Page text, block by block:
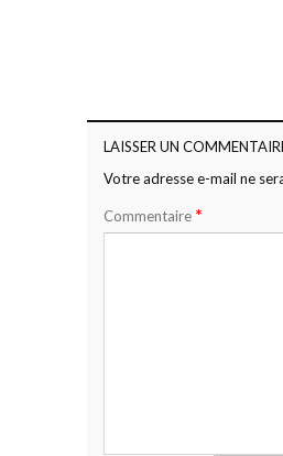
LAISSER UN
Votre adresse e-mail ne
Commentaire *